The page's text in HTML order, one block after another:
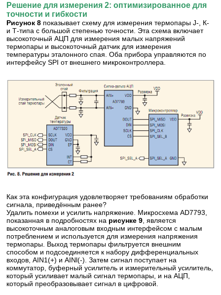
Решение для измерения 2: оптимизированное для
точности и гибкости
Рисунок 8 показывает схему для измерения термопары J-, К-
и Т-типа с большой степенью точности. Эта схема включает
высокоточный АЦП для измерения малых напряжений
термопары и высокоточный датчик для измерения
температуры эталонного спая. Оба прибора управляются по
интерфейсу SPI от внешнего микроконтроллера.
Как эта конфигурация удовлетворяет требованиям обработки
сигнала, приведённым ранее?
Удалить помехи и усилить напряжение. Микросхема AD7793,
показанная в подробностях на рисунке 9 , является
высокоточным аналоговым входным интерфейсом с малым
потреблением и используется для измерения напряжения
термопары. Выход термопары фильтруется внешним
способом и подсоединяется к набору дифференциальных
входов, AIN1(+) и AINl(-). Затем сигнал поступает на
коммутатор, буферный усилитель и измерительный усилитель,
который усиливает малый сигнал термопары, и на АЦП,
который преобразовывает сигнал в цифровой.